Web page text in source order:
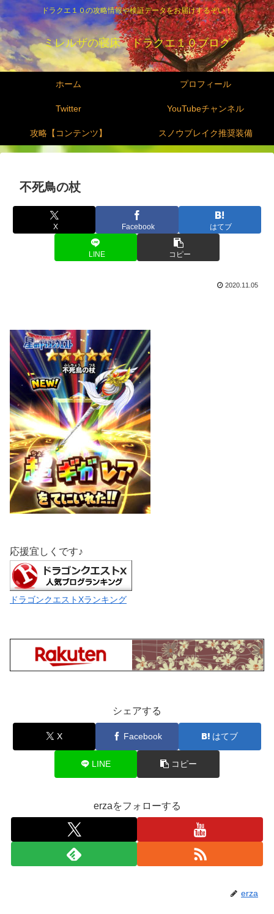
ドラクエ１０の攻略情報や検証データをお届けするぞい！
ミレルザの寝床 ドラクエ１０ブログ
ホーム プロフィール
Twitter YouTubeチャンネル
攻略【コンテンツ】 スノウブレイク推奨装備
不死鳥の杖
X Facebook はてブ
LINE コピー
2020.11.05
応援宜しくです♪
ドラゴンクエストXランキング
シェアする
X Facebook はてブ
LINE コピー
erzaをフォローする
erza